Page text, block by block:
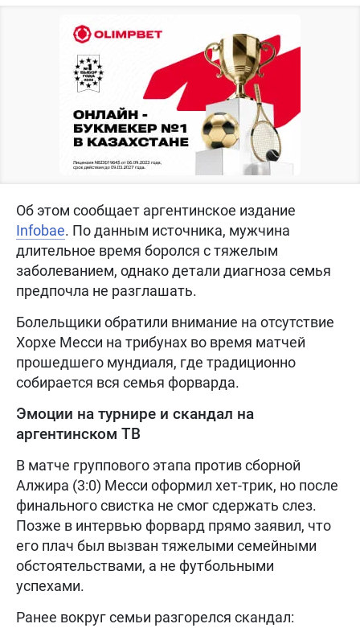
Об этом сообщает аргентинское издание
Infobae. По данным источника, мужчина
длительное время боролся с тяжелым
заболеванием, однако детали диагноза семья
предпочла не разглашать.
Болельщики обратили внимание на отсутствие
Хорхе Месси на трибунах во время матчей
прошедшего мундиаля, где традиционно
собирается вся семья форварда.
Эмоции на турнире и скандал на
аргентинском ТВ
В матче группового этапа против сборной
Алжира (3:0) Месси оформил хет-трик, но после
финального свистка не смог сдержать слез.
Позже в интервью форвард прямо заявил, что
его плач был вызван тяжелыми семейными
обстоятельствами, а не футбольными
успехами.
Ранее вокруг семьи разгорелся скандал: